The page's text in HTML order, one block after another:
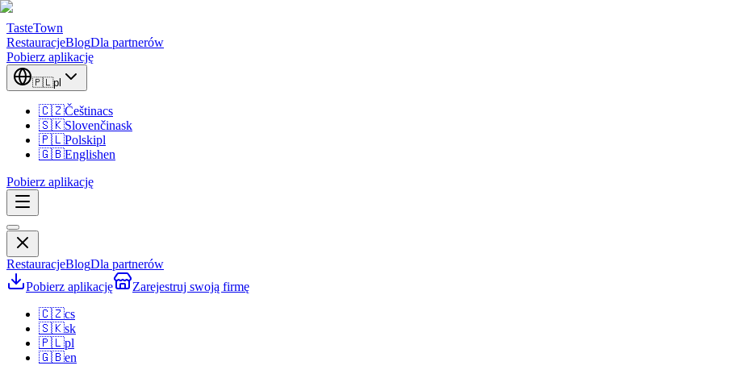
TasteTown
RestauracjeBlogDla partnerów
Pobierz aplikację
🇵🇱pl
🇨🇿Češtinacs
🇸🇰Slovenčinask
🇵🇱Polskipl
🇬🇧Englishen
Pobierz aplikację
RestauracjeBlogDla partnerów
Pobierz aplikację
Zarejestruj swoją firmę
🇨🇿cs
🇸🇰sk
🇵🇱pl
🇬🇧en